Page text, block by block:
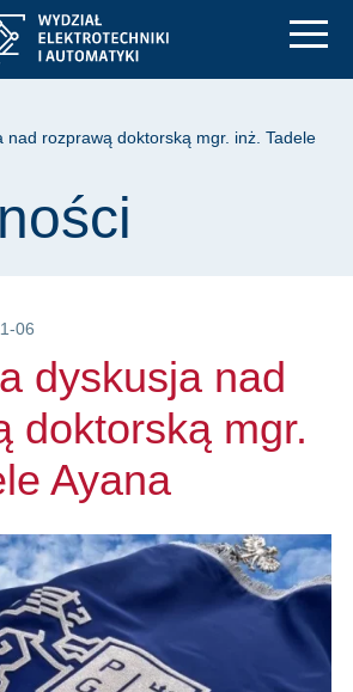
dyskusja
nad rozprawą doktorską mgr. inż. Tadele
06
dyskusja nad
doktorską mgr.
Ayana